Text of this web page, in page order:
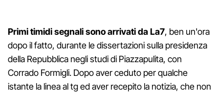
Primi timidi segnali sono arrivati da La7, ben un'ora
dopo il fatto, durante le dissertazioni sulla presidenza
della Repubblica negli studi di Piazzapulita, con
Corrado Formigli. Dopo aver ceduto per qualche
istante la linea al tg ed aver recepito la notizia, che non